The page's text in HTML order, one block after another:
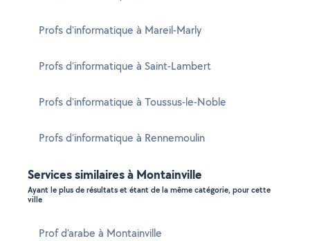
Profs d'informatique à Mareil-Marly
Profs d'informatique à Saint-Lambert
Profs d'informatique à Toussus-le-Noble
Profs d'informatique à Rennemoulin
Services similaires à Montainville
Ayant le plus de résultats et étant de la même catégorie, pour cette
ville
Prof d'arabe à Montainville